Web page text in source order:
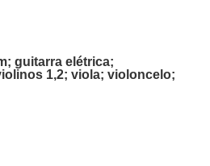
guitarra elétrica;
1,2; viola; violoncelo;